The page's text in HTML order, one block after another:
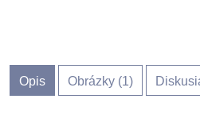
Opis Obrázky (1)